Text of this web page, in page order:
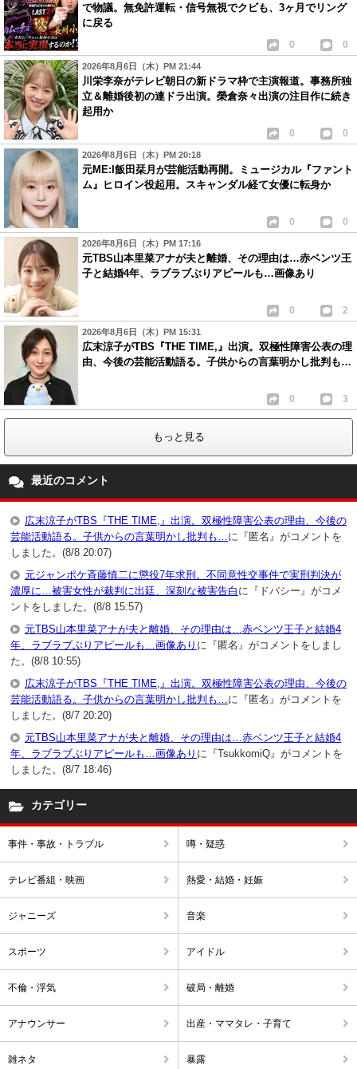
で物議。無免許運転・信号無視でクビも、3ヶ月でリング
に戻る
0 0
2026年8月6日（木）PM 21:44
川栄李奈がテレビ朝日の新ドラマ枠で主演報道。事務所独
立＆離婚後初の連ドラ出演。榮倉奈々出演の注目作に続き
起用か
0 0
2026年8月6日（木）PM 20:18
元ME:I飯田栞月が芸能活動再開。ミュージカル『ファント
ム』ヒロイン役起用。スキャンダル経て女優に転身か
0 0
2026年8月6日（木）PM 17:16
元TBS山本里菜アナが夫と離婚、その理由は…赤ベンツ王
子と結婚4年、ラブラブぶりアピールも…画像あり
0 2
2026年8月6日（木）PM 15:31
広末涼子がTBS『THE TIME,』出演。双極性障害公表の理
由、今後の芸能活動語る。子供からの言葉明かし批判も…
0 3
もっと見る
最近のコメント
広末涼子がTBS『THE TIME,』出演。双極性障害公表の理由、今後の
芸能活動語る。子供からの言葉明かし批判も… に『匿名』がコメントを
しました。(8/8 20:07)
元ジャンポケ斉藤慎二に懲役7年求刑。不同意性交事件で実刑判決が
濃厚に…被害女性が裁判に出廷、深刻な被害告白 に『ドバシー』がコメ
ントをしました。(8/8 15:57)
元TBS山本里菜アナが夫と離婚、その理由は…赤ベンツ王子と結婚4
年、ラブラブぶりアピールも…画像あり に『匿名』がコメントをしまし
た。(8/8 10:55)
広末涼子がTBS『THE TIME,』出演。双極性障害公表の理由、今後の
芸能活動語る。子供からの言葉明かし批判も… に『匿名』がコメントを
しました。(8/7 20:20)
元TBS山本里菜アナが夫と離婚、その理由は…赤ベンツ王子と結婚4
年、ラブラブぶりアピールも…画像あり に『TsukkomiQ』がコメントを
しました。(8/7 18:46)
カテゴリー
事件・事故・トラブル 噂・疑惑
テレビ番組・映画 熱愛・結婚・妊娠
ジャニーズ 音楽
スポーツ アイドル
不倫・浮気 破局・離婚
アナウンサー 出産・ママタレ・子育て
雑ネタ 暴露